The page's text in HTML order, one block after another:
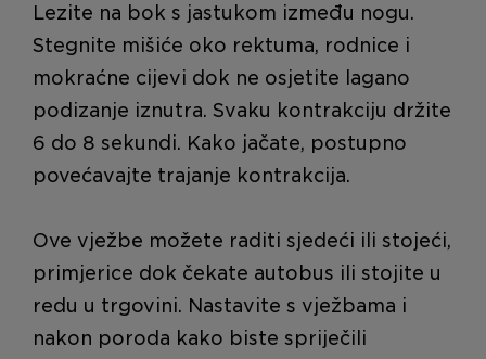
Lezite na bok s jastukom između nogu.
Stegnite mišiće oko rektuma, rodnice i
mokraćne cijevi dok ne osjetite lagano
podizanje iznutra. Svaku kontrakciju držite
6 do 8 sekundi. Kako jačate, postupno
povećavajte trajanje kontrakcija.
Ove vježbe možete raditi sjedeći ili stojeći,
primjerice dok čekate autobus ili stojite u
redu u trgovini. Nastavite s vježbama i
nakon poroda kako biste spriječili